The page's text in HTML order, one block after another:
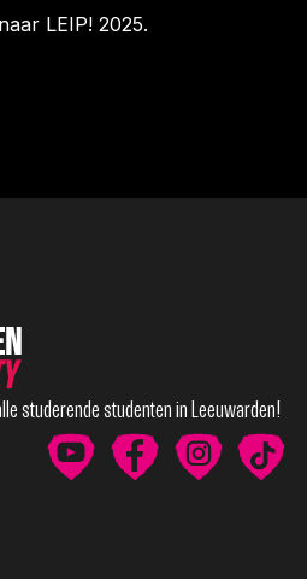
LEIP! 2025.
studerende studenten in Leeuwarden!